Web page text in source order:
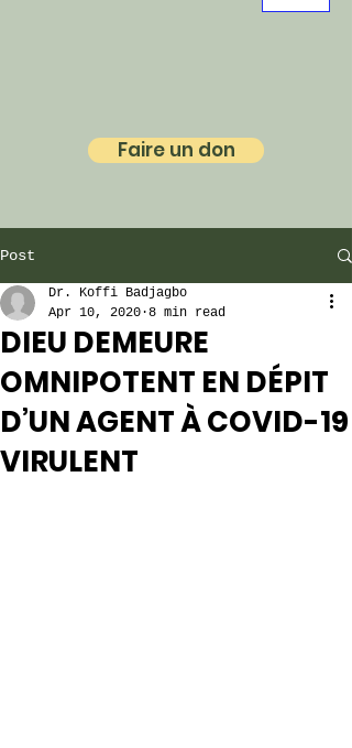
Faire un don
Post
DIEU DEMEURE
OMNIPOTENT EN DÉPIT
D’UN AGENT À COVID-19
VIRULENT
Dr. Koffi Badjagbo
Apr 10, 2020 8 min read